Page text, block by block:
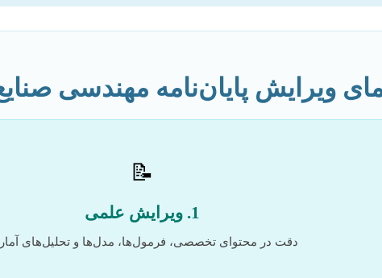
ویرایش پایان‌نامه مهندسی
📝
1. ویرایش علمی
دقت در محتوای تخصصی، فرمول‌ها، مدل‌ها و تحلیل‌های